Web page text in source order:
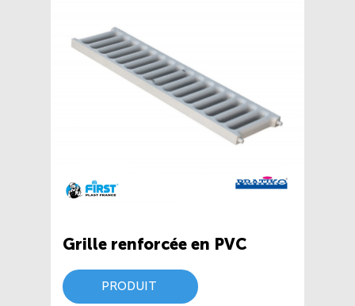
Grille renforcée en PVC
PRODUIT